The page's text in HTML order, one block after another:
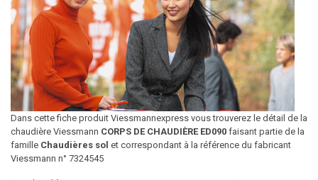
Dans cette fiche produit Viessmannexpress vous trouverez le détail de la
chaudière Viessmann CORPS DE CHAUDIÈRE ED090 faisant partie de la
famille Chaudières sol et correspondant à la référence du fabricant
Viessmann n° 7324545